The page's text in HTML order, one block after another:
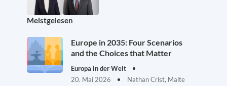
Meistgelesen
Europe in 2035: Four Scenarios
and the Choices that Matter
Europa in der Welt
20. Mai 2026
Nathan Crist, Malte